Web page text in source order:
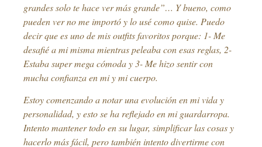
grandes solo te hace ver más grande”… Y bueno, como
pueden ver no me importó y lo usé como quise. Puedo
decir que es uno de mis outfits favoritos porque: 1- Me
desafié a mi misma mientras peleaba con esas reglas, 2-
Estaba super mega cómoda y 3- Me hizo sentir con
mucha confianza en mi y mi cuerpo.
Estoy comenzando a notar una evolución en mi vida y
personalidad, y esto se ha reflejado en mi guardarropa.
Intento mantener todo en su lugar, simplificar las cosas y
hacerlo más fácil, pero también intento divertirme con